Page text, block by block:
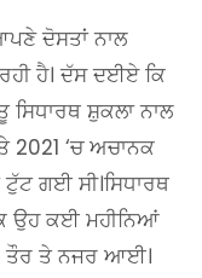
ਦੋਸਤਾਂ ਨਾਲ
ਹੈ। ਦੱਸ ਦਈਏ ਕਿ
ਸਿਧਾਰਥ ਸ਼ੁਕਲਾ ਨਾਲ
2021 ‘ਚ ਅਚਾਨਕ
ਟੁੱਟ ਗਈ ਸੀ।ਸਿਧਾਰਥ
ਉਹ ਕਈ ਮਹੀਨਿਆਂ
ਤੌਰ ਤੇ ਨਜਰ ਆਈ।